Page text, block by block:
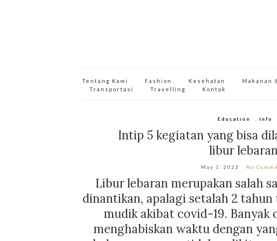
Tentang Kami Fashion Kesehatan Makanan
Transportasi
Travelling Kontak
Education Info
Intip 5 kegiatan yang bisa
libur
May 1, 2022 No
Libur lebaran merupakan salah
dinantikan, apalagi setalah 2
mudik akibat covid-19.
menghabiskan waktu dengan